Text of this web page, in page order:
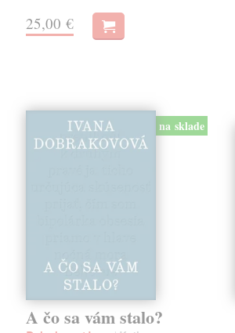
25,00 €
na sklade
A čo sa vám stalo?